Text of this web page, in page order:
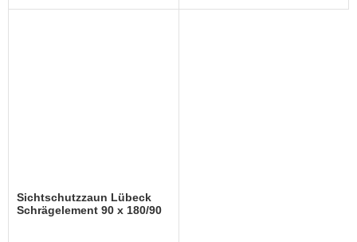
Sichtschutzzaun Lübeck
Schrägelement 90 x 180/90